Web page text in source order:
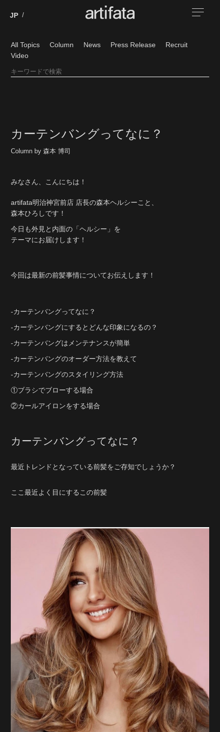
All Topics Column News Press Release
Recruit
Video
カーテンバングってなに？
Column by 森本 博司
みなさん、こんにちは！
artifata明治神宮前店 店長の森本ヘルシーこと、
森本ひろしです！
今日も外見と内面の「ヘルシー」を
テーマにお届けします！
今回は最新の前髪事情についてお伝えします！
‐カーテンバングってなに？
‐カーテンバングにするとどんな印象になるの？
-カーテンバングはメンテナンスが簡単
-カーテンバングのオーダー方法を教えて
-カーテンバングのスタイリング方法
①ブラシでブローする場合
②カールアイロンをする場合
カーテンバングってなに？
最近トレンドとなっている前髪をご存知でしょうか？
ここ最近よく目にするこの前髪